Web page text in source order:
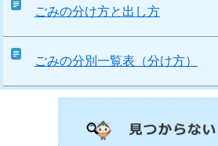
ごみの分け方と出し方
ごみの分別一覧表（分け方）